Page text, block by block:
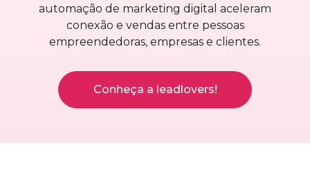
automação de marketing digital aceleram
conexão e vendas entre pessoas
empreendedoras, empresas e clientes.
Conheça a leadlovers!